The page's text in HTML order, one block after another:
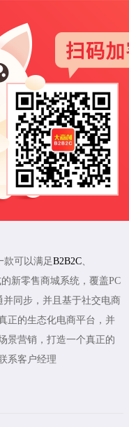
款可以满足B2B2C
新零售商城系统，覆盖PC
同步，并且基于社交电商
正的生态化电商平台，并
景营销，打造一个真正的
系客户经理